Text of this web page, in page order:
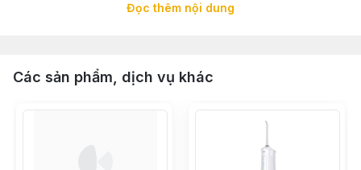
Đọc thêm nội dung
Các sản phẩm, dịch vụ khác